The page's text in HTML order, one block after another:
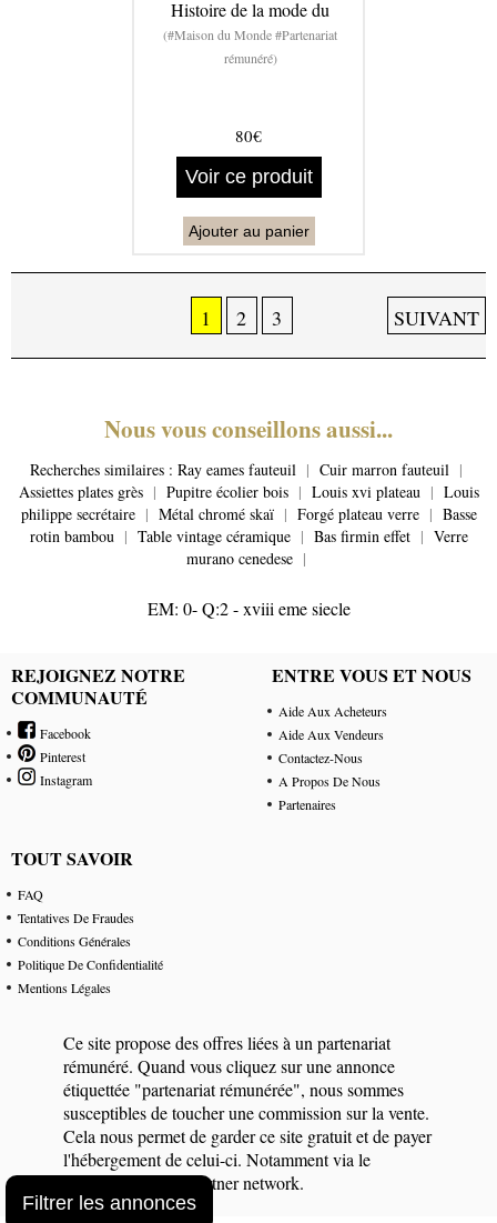
Histoire de la mode du
(#Maison du Monde #Partenariat
rémunéré)
80€
Voir ce produit
Ajouter au panier
1 2 3 SUIVANT
Nous vous conseillons aussi...
Recherches similaires : Ray eames fauteuil | Cuir marron fauteuil |
Assiettes plates grès | Pupitre écolier bois | Louis xvi plateau | Louis
philippe secrétaire | Métal chromé skaï | Forgé plateau verre | Basse
rotin bambou | Table vintage céramique | Bas firmin effet | Verre
murano cenedese |
Filtrer les annonces
EM: 0- Q:2 - xviii eme siecle
REJOIGNEZ NOTRE
COMMUNAUTÉ
Facebook
Pinterest
Instagram
ENTRE VOUS ET NOUS
Aide Aux Acheteurs
Aide Aux Vendeurs
Contactez-Nous
A Propos De Nous
Partenaires
TOUT SAVOIR
FAQ
Tentatives De Fraudes
Conditions Générales
Politique De Confidentialité
Mentions Légales
Ce site propose des offres liées à un partenariat
rémunéré. Quand vous cliquez sur une annonce
étiquettée "partenariat rémunérée", nous sommes
susceptibles de toucher une commission sur la vente.
Cela nous permet de garder ce site gratuit et de payer
l'hébergement de celui-ci. Notamment via le
programme eBay Partner network.